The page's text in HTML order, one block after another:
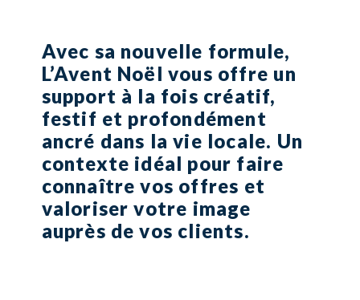
Avec sa nouvelle formule,
L’Avent Noël vous offre un
support à la fois créatif,
festif et profondément
ancré dans la vie locale. Un
contexte idéal pour faire
connaître vos offres et
valoriser votre image
auprès de vos clients.